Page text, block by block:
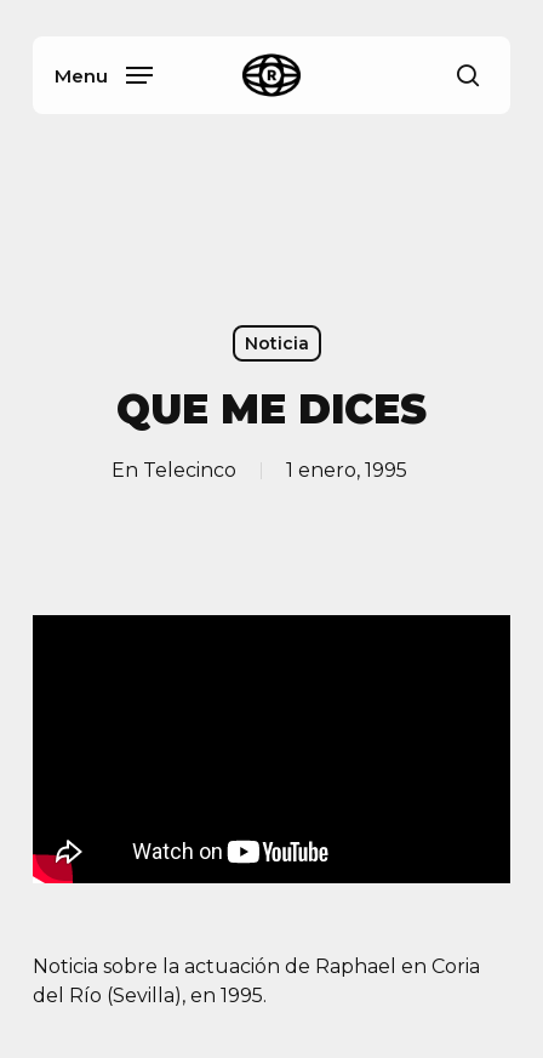
Menu
Noticia
QUE ME DICES
En Telecinco 1 enero, 1995
Noticia sobre la actuación de Raphael en Coria
del Río (Sevilla), en 1995.